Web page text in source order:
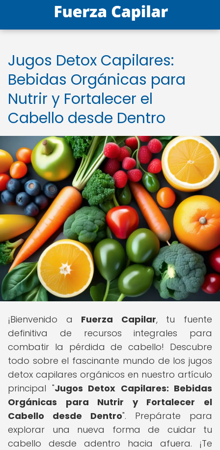
Jugos Detox Capilares:
Bebidas Orgánicas para
Nutrir y Fortalecer el
Cabello desde Dentro
¡Bienvenido a Fuerza Capilar, tu fuente
definitiva de recursos integrales para
combatir la pérdida de cabello! Descubre
todo sobre el fascinante mundo de los jugos
detox capilares orgánicos en nuestro artículo
principal "Jugos Detox Capilares: Bebidas
Orgánicas para Nutrir y Fortalecer el
Cabello desde Dentro". Prepárate para
explorar una nueva forma de cuidar tu
cabello desde adentro hacia afuera. ¡Te